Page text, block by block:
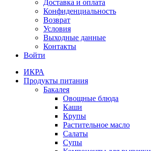
Доставка и оплата
Конфиденциальность
Возврат
Условия
Выходные данные
Контакты
Войти
ИКРА
Продукты питания
Бакалея
Овощные блюда
Каши
Крупы
Растительное масло
Салаты
Супы